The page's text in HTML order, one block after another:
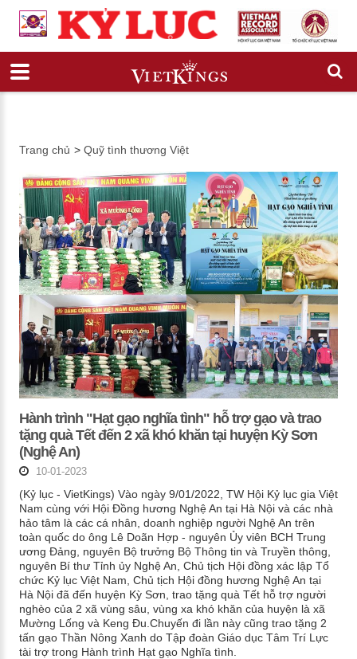
Trang chủ > Quỹ tình thương Việt
Hành trình "Hạt gạo nghĩa tình" hỗ trợ gạo và trao
tặng quà Tết đến 2 xã khó khăn tại huyện Kỳ Sơn
(Nghệ An)
10-01-2023
(Kỷ lục - VietKings) Vào ngày 9/01/2022, TW Hội Kỷ lục gia Việt
Nam cùng với Hội Đồng hương Nghệ An tại Hà Nội và các nhà
hảo tâm là các cá nhân, doanh nghiệp người Nghệ An trên
toàn quốc do ông Lê Doãn Hợp - nguyên Ủy viên BCH Trung
ương Đảng, nguyên Bộ trưởng Bộ Thông tin và Truyền thông,
nguyên Bí thư Tỉnh ủy Nghệ An, Chủ tịch Hội đồng xác lập Tổ
chức Kỷ lục Việt Nam, Chủ tịch Hội đồng hương Nghệ An tại
Hà Nội đã đến huyện Kỳ Sơn, trao tặng quà Tết hỗ trợ người
nghèo của 2 xã vùng sâu, vùng xa khó khăn của huyện là xã
Mường Lống và Keng Đu.Chuyến đi lần này cũng trao tặng 2
tấn gạo Thần Nông Xanh do Tập đoàn Giáo dục Tâm Trí Lực
tài trợ trong Hành trình Hạt gạo Nghĩa tình.